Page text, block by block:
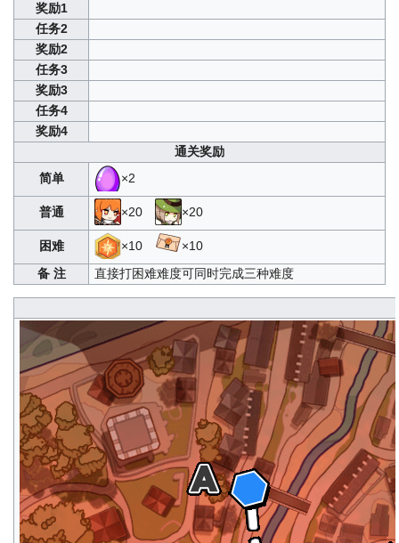
奖励1
任务2
奖励2
任务3
奖励3
任务4
奖励4
通关奖励
简单
×2
普通 ×20 ×20
困难 ×10
×10
备 注
直接打困难难度可同时完成三种难度